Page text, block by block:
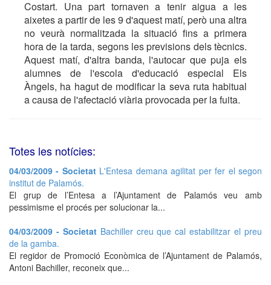
Costart. Una part tornaven a tenir aigua a les
aixetes a partir de les 9 d'aquest matí, però una altra
no veurà normalitzada la situació fins a primera
hora de la tarda, segons les previsions dels tècnics.
Aquest matí, d'altra banda, l'autocar que puja els
alumnes de l'escola d'educació especial Els
Àngels, ha hagut de modificar la seva ruta habitual
a causa de l'afectació viària provocada per la fuita.
Totes les notícies:
04/03/2009 - Societat L'Entesa demana agilitat per fer el segon
institut de Palamós.
El grup de l’Entesa a l’Ajuntament de Palamós veu amb
pessimisme el procés per solucionar la...
04/03/2009 - Societat Bachiller creu que cal estabilitzar el preu
de la gamba.
El regidor de Promoció Econòmica de l’Ajuntament de Palamós,
Antoni Bachiller, reconeix que...